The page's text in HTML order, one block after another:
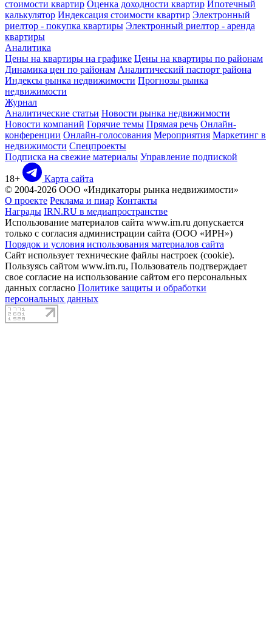
стоимости квартир Оценка доходности квартир Ипотечный
калькулятор Индексация стоимости квартир Электронный
риелтор - покупка квартиры Электронный риелтор - аренда
квартиры
Аналитика
Цены на квартиры на графике Цены на квартиры по районам
Динамика цен по районам Аналитический паспорт района
Индексы рынка недвижимости Прогнозы рынка
недвижимости
Журнал
Аналитические статьи Новости рынка недвижимости
Новости компаний Горячие темы Прямая речь Онлайн-
конференции Онлайн-голосования Мероприятия Маркетинг в
недвижимости Спецпроекты
Подписка на свежие материалы Управление подпиской
18+
Карта сайта
© 2004-2026 ООО «Индикаторы рынка недвижимости»
О проекте Реклама и пиар Контакты
Награды IRN.RU в медиапространстве
Использование материалов сайта www.irn.ru допускается
только с согласия администрации сайта (ООО «ИРН»)
Порядок и условия использования материалов сайта
Сайт использует технические файлы настроек (cookie).
Пользуясь сайтом www.irn.ru, Пользователь подтверждает
свое согласие на использование сайтом его персональных
данных согласно Политике защиты и обработки
персональных данных